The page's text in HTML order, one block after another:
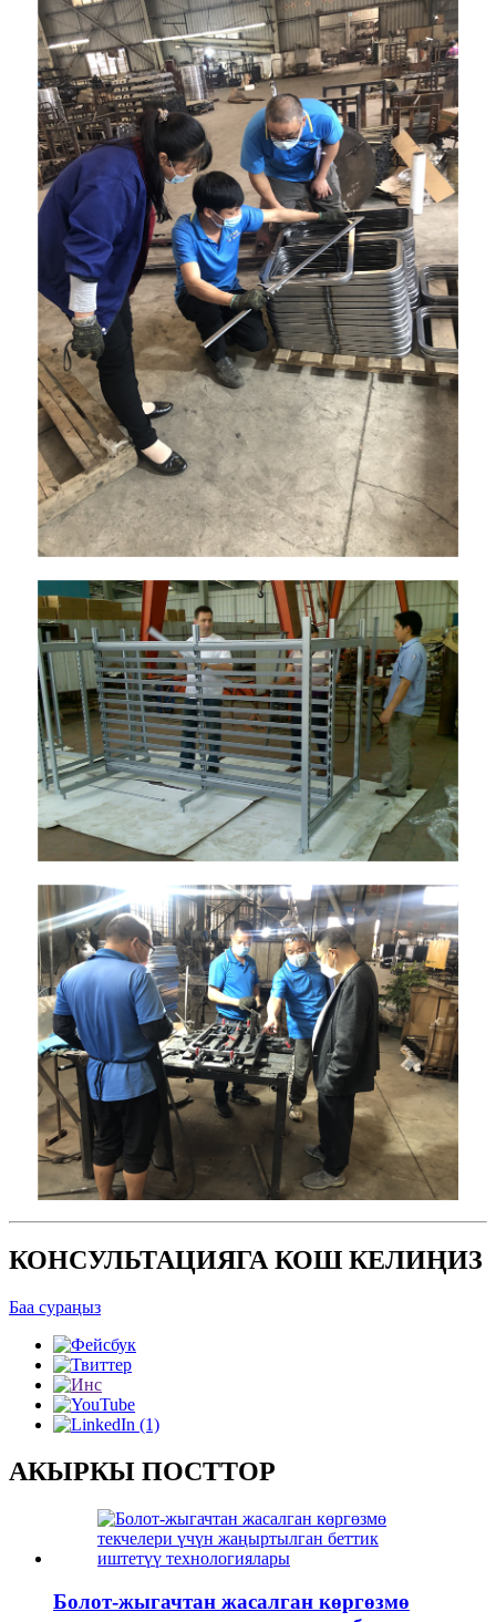
КОНСУЛЬТАЦИЯГА КОШ КЕЛИҢИЗ
Баа сураңыз
АКЫРКЫ ПОСТТОР
Болот-жыгачтан жасалган көргөзмө